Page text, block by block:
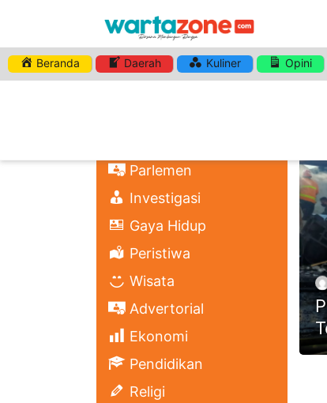
Beranda Daerah Kuliner Opini
Parlemen
Investigasi
Gaya Hidup
Peristiwa
Wisata
Advertorial
Ekonomi
Pendidikan
Religi